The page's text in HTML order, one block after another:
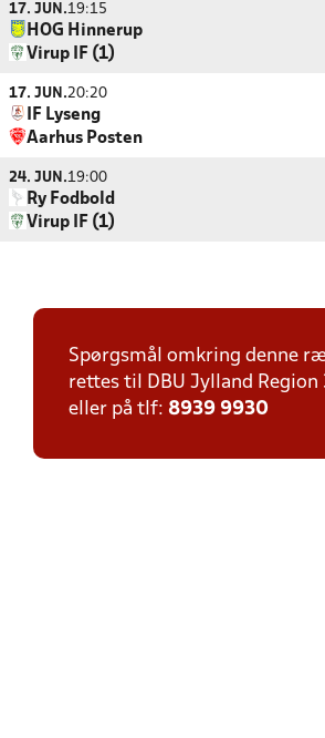
17. JUN.19:15
HOG Hinnerup
Virup IF (1)
17. JUN.20:20
IF Lyseng
Aarhus Posten
24. JUN.19:00
Ry Fodbold
Virup IF (1)
Spørgsmål omkring denne
rettes til DBU Jylland Region
eller på tlf: 8939 9930